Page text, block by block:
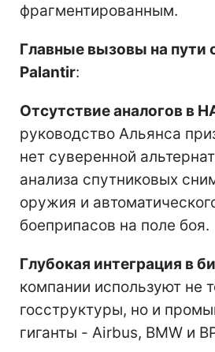
фрагментированным.
Главные вызовы на пути
Palantir:
Отсутствие аналогов в
руководство Альянса
нет суверенной
анализа спутниковых
оружия и
боеприпасов на поле боя.
Глубокая интеграция в
компании используют не
госструктуры, но и
гиганты - Airbus, BMW и